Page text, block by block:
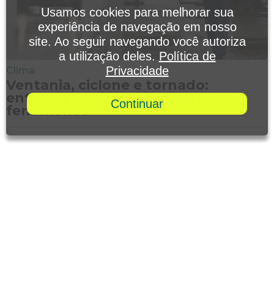
Clima
Ventania, ciclone e tornado:
entenda as diferenças entre os
fenômenos
Usamos cookies para melhorar sua
experiência de navegação em nosso
site. Ao seguir navegando você autoriza
a utilização deles. Política de
Privacidade
Continuar